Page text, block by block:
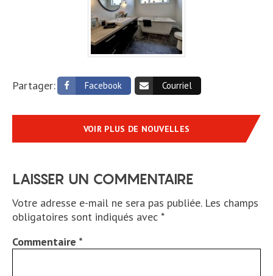
Partager: Facebook Courriel
VOIR PLUS DE NOUVELLES
LAISSER UN COMMENTAIRE
Votre adresse e-mail ne sera pas publiée. Les champs
obligatoires sont indiqués avec *
Commentaire *